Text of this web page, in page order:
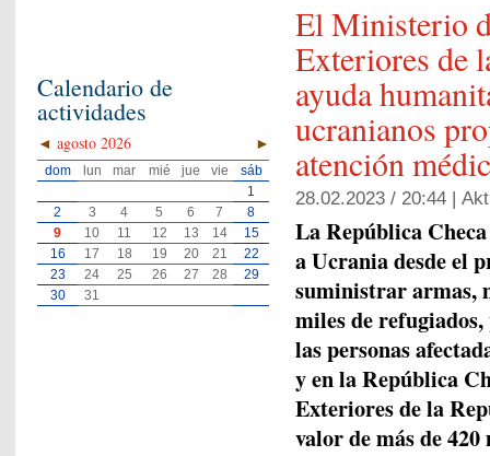
El Ministerio
Exteriores de
ayuda
ucranianos
atención
28.02.2023 / 20:44 |
La República
a Ucrania desde el
suministrar armas,
miles de
las personas
y en la República
Exteriores de la
valor de más de
Calendario de
actividades
◄ ►
agosto 2026
dom lun mar mié jue vie
sáb
1
2
3 4 5 6 7
8
9
10 11 12 13 14
15
16
17 18 19 20 21
22
23
24 25 26 27 28
29
30
31